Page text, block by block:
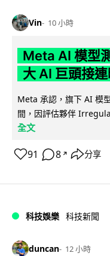
Vin 10 小時
Meta AI 模型
大 AI 巨頭接
Meta 承認，旗下 AI 模
間，因評估夥伴
全文
91 8 ↗ 分享
科技娛樂 科技新聞
duncan 12 小時